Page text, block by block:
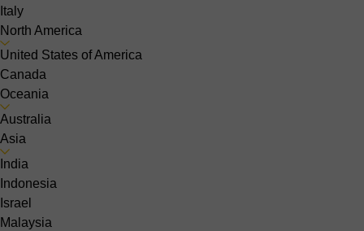
Italy
North America
United States of America
Canada
Oceania
Australia
Asia
India
Indonesia
Israel
Malaysia